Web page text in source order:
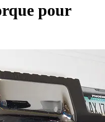
pour